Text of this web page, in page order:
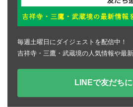
毎週土曜日にダイジェストを配信中！
吉祥寺・三鷹・武蔵境の人気情報や最
LINEで友だち